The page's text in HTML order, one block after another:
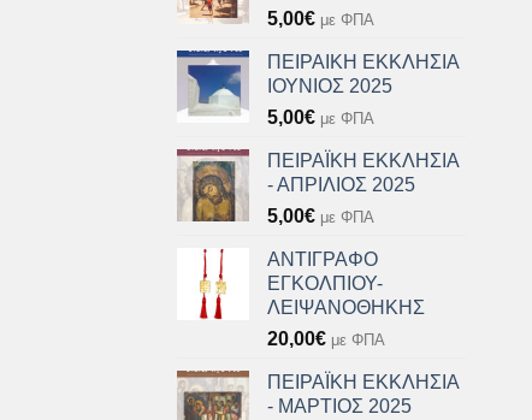
5,00€ με ΦΠΑ
ΠΕΙΡΑΙΚΗ ΕΚΚΛΗΣΙΑ
ΙΟΥΝΙΟΣ 2025
5,00€ με ΦΠΑ
ΠΕΙΡΑΪΚΗ ΕΚΚΛΗΣΙΑ
- ΑΠΡΙΛΙΟΣ 2025
5,00€ με ΦΠΑ
ΑΝΤΙΓΡΑΦΟ
ΕΓΚΟΛΠΙΟΥ-
ΛΕΙΨΑΝΟΘΗΚΗΣ
20,00€ με ΦΠΑ
ΠΕΙΡΑΪΚΗ ΕΚΚΛΗΣΙΑ
- ΜΑΡΤΙΟΣ 2025